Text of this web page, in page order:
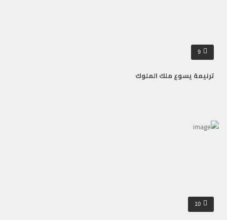
9
ترنيمة يسوع ملك الملوك
10